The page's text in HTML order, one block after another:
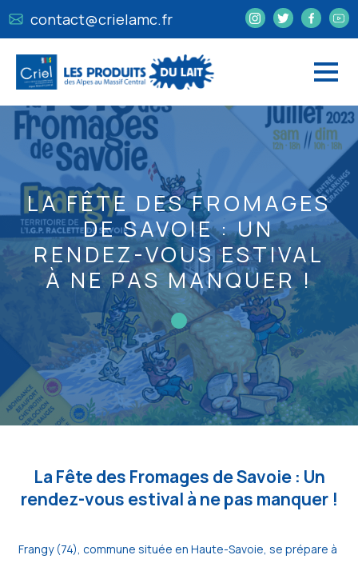
contact@crielamc.fr
LA FÊTE DES FROMAGES
DE SAVOIE : UN
RENDEZ-VOUS ESTIVAL
À NE PAS MANQUER !
La Fête des Fromages de Savoie : Un
rendez-vous estival à ne pas manquer !
Frangy (74), commune située en Haute-Savoie, se prépare à